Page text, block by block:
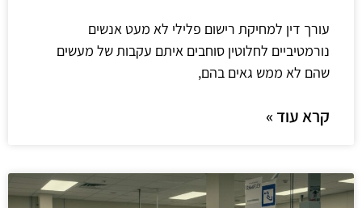
עורך דין למחיקת רישום פלילי לא מעט אנשים
נורמטיביים לחלוטין סוחבים איתם עקבות של מעשים
שהם לא ממש גאים בהם,
קרא עוד »